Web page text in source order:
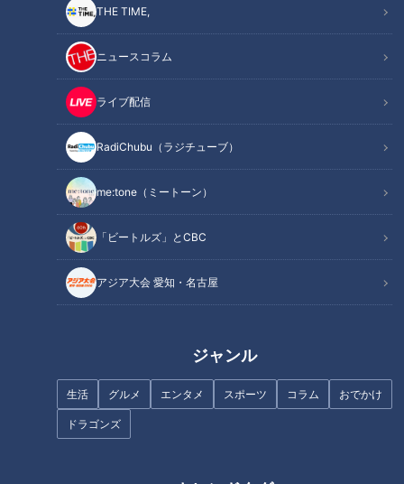
THE TIME,
ニュースコラム
ライブ配信
RadiChubu（ラジチューブ）
me:tone（ミートーン）
「ビートルズ」とCBC
アジア大会 愛知・名古屋
ジャンル
生活 グルメ エンタメ スポーツ コラム おでかけ
ドラゴンズ
関連リンク
出しの男たちがブルーシートで隠される禊の様
生まれたままの姿で極寒の海に飛び込む！命がけの禊
水の次は火あぶり！？「伊勢音頭」を歌いながらお参り
「参加したがらない人も多い」町の伝統を背負っていく若
衆たち
オススメ関連コンテンツ
生まれたままの姿で極寒の海に飛び込む！命がけ